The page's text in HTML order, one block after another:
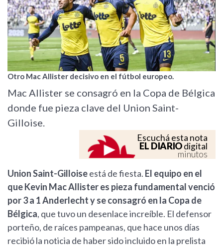
Otro Mac Allister decisivo en el fútbol europeo.
Mac Allister se consagró en la Copa de Bélgica
donde fue pieza clave del Union Saint-
Gilloise.
Escuchá esta nota
EL DIARIOdigital
minutos
Union Saint-Gilloiseestá de fiesta. El equipo en el
que Kevin Mac Allister es pieza fundamental venció
por 3 a 1 Anderlecht y se consagró en la Copa de
Bélgica, que tuvo un desenlace increíble. El defensor
porteño, de raíces pampeanas, que hace unos días
recibió la noticia de haber sido incluido en la prelista